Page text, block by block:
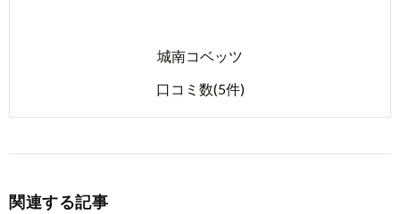
城南コベッツ
口コミ数(5件)
関連する記事